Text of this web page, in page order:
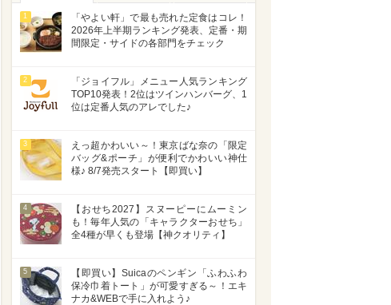
1
「やよい軒」で最も売れた定食はコレ！
2026年上半期ランキング発表、定番・期
間限定・サイドの各部門をチェック
2
「ジョイフル」メニュー人気ランキング
TOP10発表！2位はツインハンバーグ、1
位は定番人気のアレでした♪
3
えっ超かわいい～！東京ばな奈の「限定
バッグ&ポーチ」が便利でかわいい神仕
様♪ 8/7発売スタート【即買い】
4
【おせち2027】スヌーピーにムーミン
も！毎年人気の「キャラクターおせち」
全4種が早くも登場【神クオリティ】
5
【即買い】Suicaのペンギン「ふわふわ
保冷巾着トート」が可愛すぎる～！エキ
ナカ&WEBで手に入れよう♪